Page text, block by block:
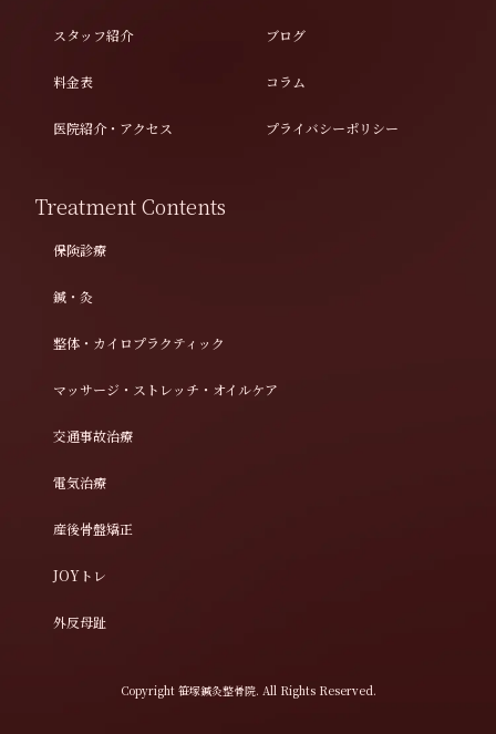
スタッフ紹介
料金表
医院紹介・アクセス
ブログ
コラム
プライバシーポリシー
Treatment Contents
保険診療
鍼・灸
整体・カイロプラクティック
マッサージ・ストレッチ・オイルケア
交通事故治療
電気治療
産後骨盤矯正
JOYトレ
外反母趾
Copyright 笹塚鍼灸整骨院. All Rights Reserved.